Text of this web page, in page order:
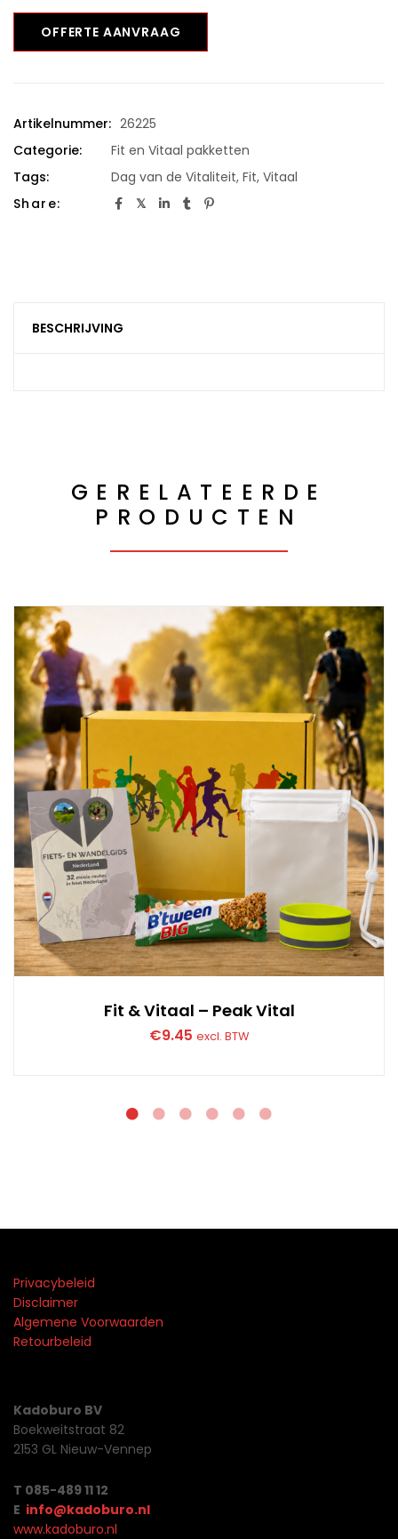
OFFERTE AANVRAAG
Artikelnummer: 26225
Categorie:
Fit en Vitaal pakketten
Tags:
Dag van de Vitaliteit, Fit, Vitaal
Share:
BESCHRIJVING
GERELATEERDE
PRODUCTEN
Fit & Vitaal – Peak Vital
€9.45 excl. BTW
Privacybeleid
Disclaimer
Algemene Voorwaarden
Retourbeleid
Kadoburo BV
Boekweitstraat 82
2153 GL Nieuw-Vennep
T 085-489 11 12
E info@kadoburo.nl
www.kadoburo.nl